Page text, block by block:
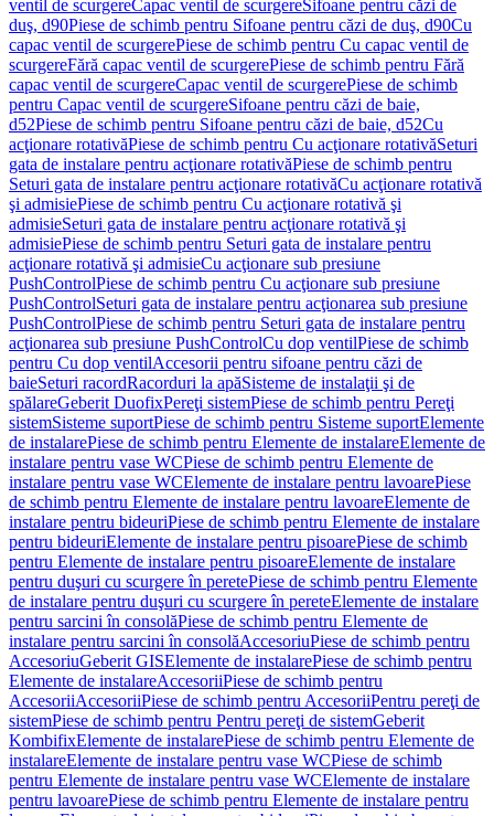
ventil de scurgereCapac ventil de scurgereSifoane pentru căzi de
duş, d90Piese de schimb pentru Sifoane pentru căzi de duş, d90Cu
capac ventil de scurgerePiese de schimb pentru Cu capac ventil de
scurgereFără capac ventil de scurgerePiese de schimb pentru Fără
capac ventil de scurgereCapac ventil de scurgerePiese de schimb
pentru Capac ventil de scurgereSifoane pentru căzi de baie,
d52Piese de schimb pentru Sifoane pentru căzi de baie, d52Cu
acţionare rotativăPiese de schimb pentru Cu acţionare rotativăSeturi
gata de instalare pentru acţionare rotativăPiese de schimb pentru
Seturi gata de instalare pentru acţionare rotativăCu acţionare rotativă
şi admisiePiese de schimb pentru Cu acţionare rotativă şi
admisieSeturi gata de instalare pentru acţionare rotativă şi
admisiePiese de schimb pentru Seturi gata de instalare pentru
acţionare rotativă şi admisieCu acţionare sub presiune
PushControlPiese de schimb pentru Cu acţionare sub presiune
PushControlSeturi gata de instalare pentru acţionarea sub presiune
PushControlPiese de schimb pentru Seturi gata de instalare pentru
acţionarea sub presiune PushControlCu dop ventilPiese de schimb
pentru Cu dop ventilAccesorii pentru sifoane pentru căzi de
baieSeturi racordRacorduri la apăSisteme de instalaţii şi de
spălareGeberit DuofixPereţi sistemPiese de schimb pentru Pereţi
sistemSisteme suportPiese de schimb pentru Sisteme suportElemente
de instalarePiese de schimb pentru Elemente de instalareElemente de
instalare pentru vase WCPiese de schimb pentru Elemente de
instalare pentru vase WCElemente de instalare pentru lavoarePiese
de schimb pentru Elemente de instalare pentru lavoareElemente de
instalare pentru bideuriPiese de schimb pentru Elemente de instalare
pentru bideuriElemente de instalare pentru pisoarePiese de schimb
pentru Elemente de instalare pentru pisoareElemente de instalare
pentru duşuri cu scurgere în peretePiese de schimb pentru Elemente
de instalare pentru duşuri cu scurgere în pereteElemente de instalare
pentru sarcini în consolăPiese de schimb pentru Elemente de
instalare pentru sarcini în consolăAccesoriuPiese de schimb pentru
AccesoriuGeberit GISElemente de instalarePiese de schimb pentru
Elemente de instalareAccesoriiPiese de schimb pentru
AccesoriiAccesoriiPiese de schimb pentru AccesoriiPentru pereţi de
sistemPiese de schimb pentru Pentru pereţi de sistemGeberit
KombifixElemente de instalarePiese de schimb pentru Elemente de
instalareElemente de instalare pentru vase WCPiese de schimb
pentru Elemente de instalare pentru vase WCElemente de instalare
pentru lavoarePiese de schimb pentru Elemente de instalare pentru